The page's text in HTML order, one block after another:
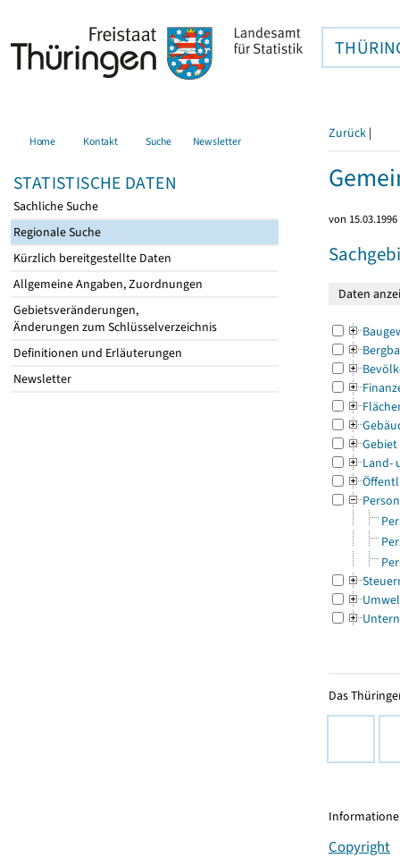
Home Kontakt Suche Newsletter
STATISTISCHE DATEN
Sachliche Suche
Regionale Suche
Kürzlich bereitgestellte Daten
Allgemeine Angaben, Zuordnungen
Gebietsveränderungen,
Änderungen zum Schlüsselverzeichnis
Definitionen und Erläuterungen
Newsletter
Zurück |
von
Gebiet
Land-
Das
Copyright